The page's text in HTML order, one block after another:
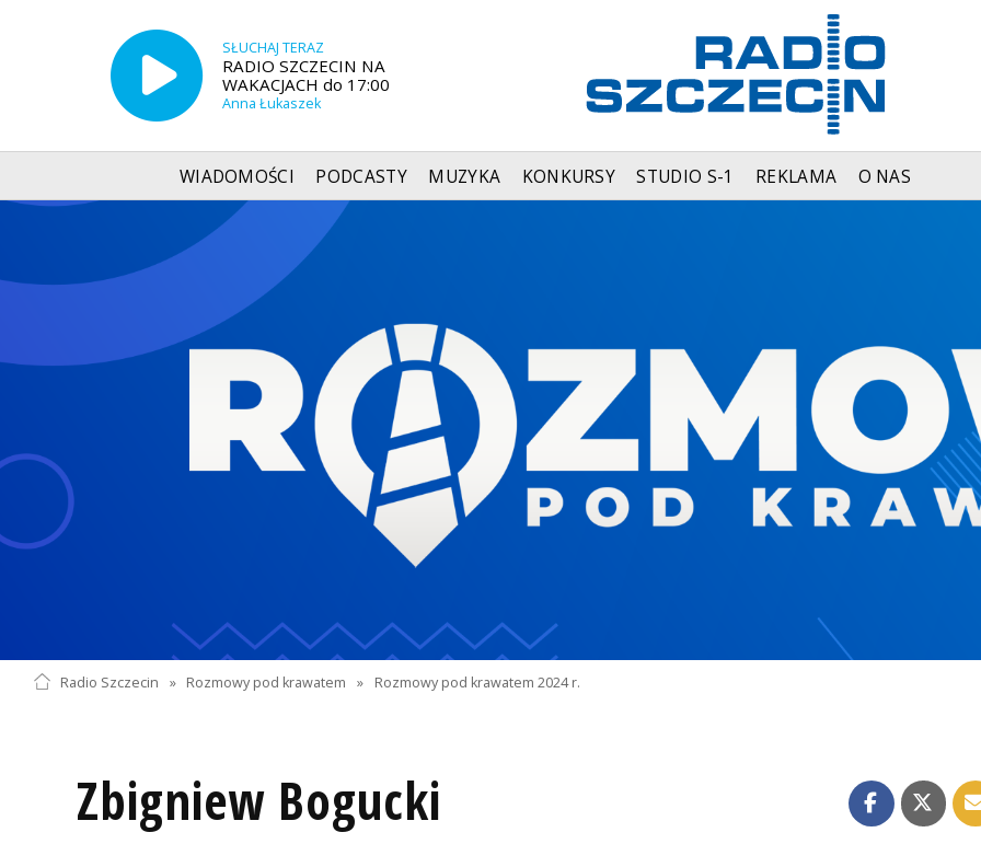
SŁUCHAJ TERAZ
RADIO SZCZECIN NA
WAKACJACH do 17:00
Anna Łukaszek
WIADOMOŚCI PODCASTY MUZYKA KONKURSY STUDIO S-1 REKLAMA O NAS
Radio Szczecin » Rozmowy pod krawatem » Rozmowy pod krawatem 2024 r.
Zbigniew Bogucki